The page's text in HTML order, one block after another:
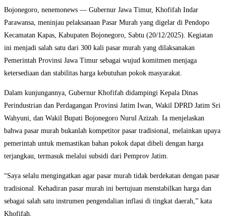
Bojonegoro, nenemonews — Gubernur Jawa Timur, Khofifah Indar
Parawansa, meninjau pelaksanaan Pasar Murah yang digelar di Pendopo
Kecamatan Kapas, Kabupaten Bojonegoro, Sabtu (20/12/2025). Kegiatan
ini menjadi salah satu dari 300 kali pasar murah yang dilaksanakan
Pemerintah Provinsi Jawa Timur sebagai wujud komitmen menjaga
ketersediaan dan stabilitas harga kebutuhan pokok masyarakat.
Dalam kunjungannya, Gubernur Khofifah didampingi Kepala Dinas
Perindustrian dan Perdagangan Provinsi Jatim Iwan, Wakil DPRD Jatim Sri
Wahyuni, dan Wakil Bupati Bojonegoro Nurul Azizah. Ia menjelaskan
bahwa pasar murah bukanlah kompetitor pasar tradisional, melainkan upaya
pemerintah untuk memastikan bahan pokok dapat dibeli dengan harga
terjangkau, termasuk melalui subsidi dari Pemprov Jatim.
“Saya selalu mengingatkan agar pasar murah tidak berdekatan dengan pasar
tradisional. Kehadiran pasar murah ini bertujuan menstabilkan harga dan
sebagai salah satu instrumen pengendalian inflasi di tingkat daerah,” kata
Khofifah.